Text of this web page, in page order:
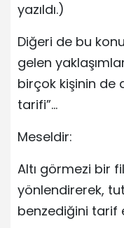
yazıldı.)
Diğeri de bu
gelen
birçok kişinin de
tarifi”…
Meseldir:
Altı görmezi bir
yönlendirerek,
benzediğini tarif